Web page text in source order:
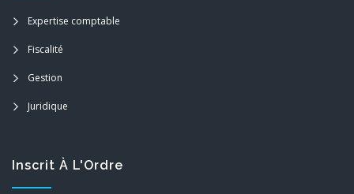
Expertise comptable
Fiscalité
Gestion
Juridique
Inscrit À L'Ordre